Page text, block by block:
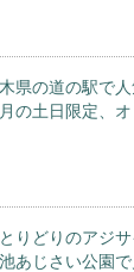
県の道の駅で
月の土日限定、
りどりのアジ
あじさい公園